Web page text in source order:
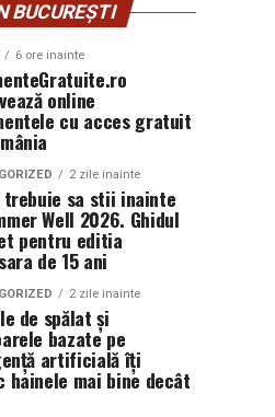
BUCUREȘTI
6 ore inainte
online
cu acces gratuit
2 zile inainte
trebuie sa stii inainte
Well 2026. Ghidul
pentru editia
de 15 ani
2 zile inainte
de spălat și
bazate pe
artificială îți
hainele mai bine decât